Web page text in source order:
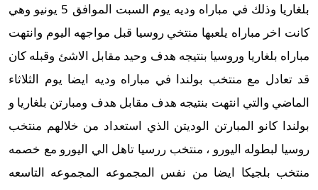
بلغاريا وذلك في مباراه وديه يوم السبت الموافق 5 يونيو وهي
كانت اخر مباراه يلعبها منتخي روسيا قبل مواجهه اليوم وانتهت
مباراه بلغاريا وروسيا بنتيجه هدف وحيد مقابل الاشئ وقبله كان
قد تعادل مع منتخب بولندا في مباراه وديه ايضا يوم الثلاثاء
الماضي والتي انتهت بنتيجه هدف مقابل هدف ومبارتن بلغاريا و
بولندا كانو المبارتن الوديتن الذي استعداد من خلالهم منتخب
روسيا لبطوله اليورو ، منتخب ررسيا تاهل الي اليورو مع خصمه
منتخب بلجيكا ايضا من نفس المجموعه المجموعه التاسعه